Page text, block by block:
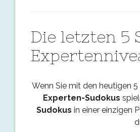
Die letzten 5
Wenn Sie mit den heutigen
Experten-Sudokus
Sudokus in einer einzigen